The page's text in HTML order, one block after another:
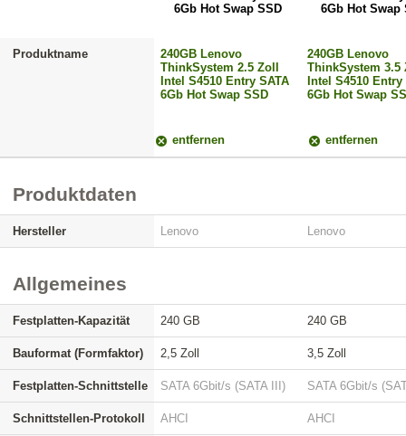
Produktname
240GB Lenovo
ThinkSystem 2.5 Zoll
Intel S4510 Entry SATA
6Gb Hot Swap SSD
240GB Lenovo
ThinkSystem 3.5
Intel S4510 Entry
6Gb Hot Swap
entfernen entfernen
Produktdaten
Hersteller Lenovo Lenovo
Allgemeines
Festplatten-Kapazität 240 GB 240 GB
Bauformat (Formfaktor) 2,5 Zoll 3,5 Zoll
Festplatten-Schnittstelle SATA 6Gbit/s (SATA III) SATA 6Gbit/s
Schnittstellen-Protokoll AHCI AHCI